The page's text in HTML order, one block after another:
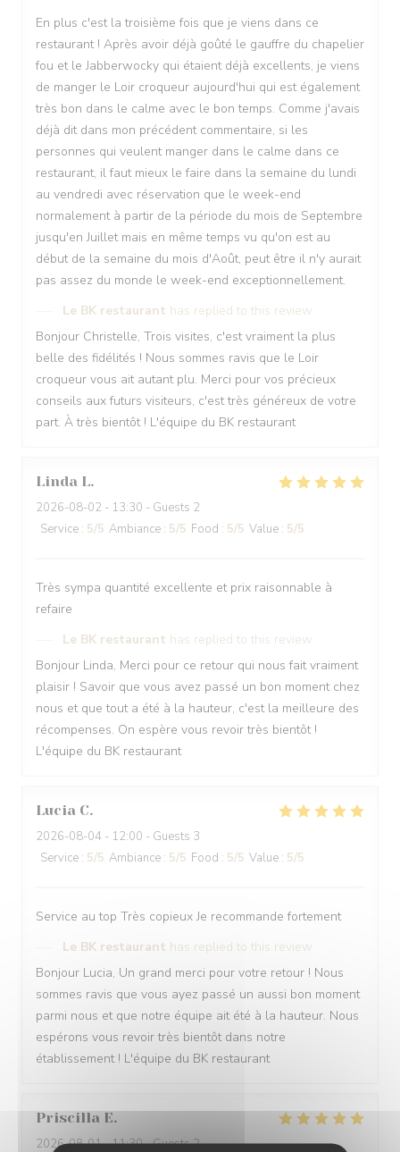
En plus c'est la troisième fois que je viens dans ce
restaurant ! Après avoir déjà goûté le gauffre du chapelier
fou et le Jabberwocky qui étaient déjà excellents, je viens
de manger le Loir croqueur aujourd'hui qui est également
très bon dans le calme avec le bon temps. Comme j'avais
déjà dit dans mon précédent commentaire, si les
personnes qui veulent manger dans le calme dans ce
restaurant, il faut mieux le faire dans la semaine du lundi
au vendredi avec réservation que le week-end
normalement à partir de la période du mois de Septembre
jusqu'en Juillet mais en même temps vu qu'on est au
début de la semaine du mois d'Août, peut être il n'y aurait
pas assez du monde le week-end exceptionnellement.
Le BK restaurant has replied to this review
Bonjour Christelle, Trois visites, c'est vraiment la plus
belle des fidélités ! Nous sommes ravis que le Loir
croqueur vous ait autant plu. Merci pour vos précieux
conseils aux futurs visiteurs, c'est très généreux de votre
part. À très bientôt ! L'équipe du BK restaurant
Linda L
2026-08-02 - 13:30 - Guests 2
Service : 5/5 Ambiance : 5/5 Food : 5/5 Value : 5/5
Très sympa quantité excellente et prix raisonnable à
refaire
Le BK restaurant has replied to this review
Bonjour Linda, Merci pour ce retour qui nous fait vraiment
plaisir ! Savoir que vous avez passé un bon moment chez
nous et que tout a été à la hauteur, c'est la meilleure des
récompenses. On espère vous revoir très bientôt !
L'équipe du BK restaurant
Lucia C
2026-08-04 - 12:00 - Guests 3
Service : 5/5 Ambiance : 5/5 Food : 5/5 Value : 5/5
Service au top Très copieux Je recommande fortement
Le BK restaurant has replied to this review
Bonjour Lucia, Un grand merci pour votre retour ! Nous
sommes ravis que vous ayez passé un aussi bon moment
parmi nous et que notre équipe ait été à la hauteur. Nous
espérons vous revoir très bientôt dans notre
établissement ! L'équipe du BK restaurant
Priscilla E
2026-08-01- 11:30 - Guests 2